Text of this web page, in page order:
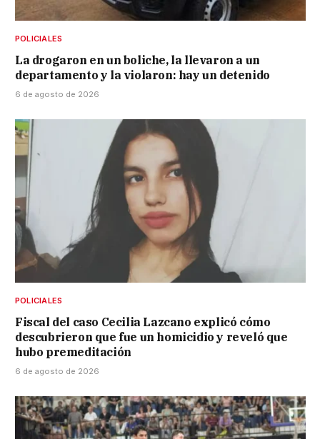
POLICIALES
La drogaron en un boliche, la llevaron a un
departamento y la violaron: hay un detenido
6 de agosto de 2026
POLICIALES
Fiscal del caso Cecilia Lazcano explicó cómo
descubrieron que fue un homicidio y reveló que
hubo premeditación
6 de agosto de 2026